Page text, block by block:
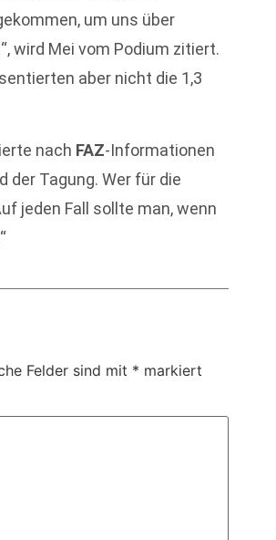
um uns über
wird Mei vom Podium zitiert.
aber nicht die 1,3
nach FAZ-Informationen
der Tagung. Wer für die
jeden Fall sollte man, wenn
Felder sind mit * markiert